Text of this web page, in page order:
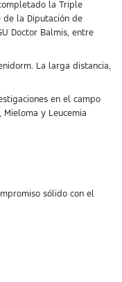
la Triple
de la Diputación de
Doctor Balmis, entre
La larga distancia,
en el campo
y Leucemia
sólido con el